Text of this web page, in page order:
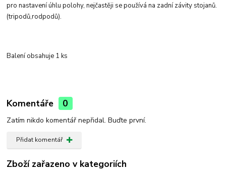
pro nastavení úhlu polohy, nejčastěji se používá na zadní závity stojanů.
(tripodů,rodpodů).
Balení obsahuje 1 ks
Komentáře 0
Zatím nikdo komentář nepřidal. Buďte první.
Přidat komentář
Zboží zařazeno v kategoriích